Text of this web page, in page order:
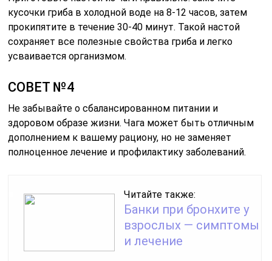
кусочки гриба в холодной воде на 8-12 часов, затем
прокипятите в течение 30-40 минут. Такой настой
сохраняет все полезные свойства гриба и легко
усваивается организмом.
СОВЕТ №4
Не забывайте о сбалансированном питании и
здоровом образе жизни. Чага может быть отличным
дополнением к вашему рациону, но не заменяет
полноценное лечение и профилактику заболеваний.
Читайте также:
Банки при бронхите у
взрослых — симптомы
и лечение